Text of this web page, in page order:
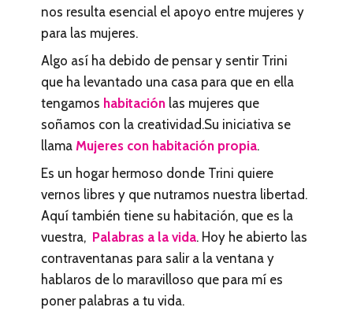
nos resulta esencial el apoyo entre mujeres y
para las mujeres.
Algo así ha debido de pensar y sentir Trini
que ha levantado una casa para que en ella
tengamos habitación las mujeres que
soñamos con la creatividad.Su iniciativa se
llamaMujeres con habitación propia.
Es un hogar hermoso donde Trini quiere
vernos libres y que nutramos nuestra libertad.
Aquí también tiene su habitación, que es la
vuestra, Palabras a la vida. Hoy he abierto las
contraventanas para salir a la ventana y
hablaros de lo maravilloso que para mí es
poner palabras a tu vida.